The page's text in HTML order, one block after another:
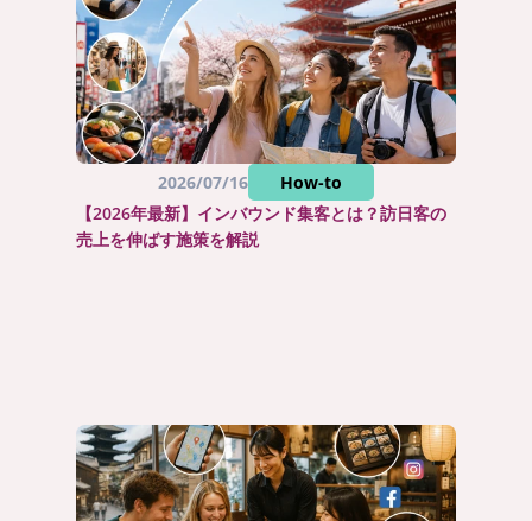
2026/07/16
How-to
【2026年最新】インバウンド集客とは？訪日客の
売上を伸ばす施策を解説